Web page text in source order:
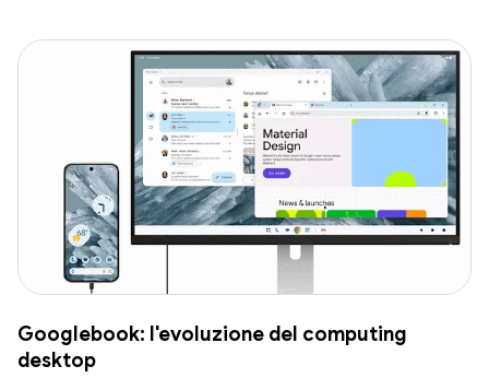
Googlebook: l'evoluzione del computing
desktop